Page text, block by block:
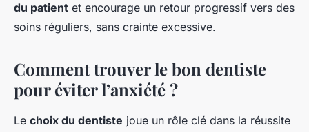
du patient et encourage un retour progressif vers des
soins réguliers, sans crainte excessive.
Comment trouver le bon dentiste
pour éviter l’anxiété ?
Le choix du dentiste joue un rôle clé dans la réussite